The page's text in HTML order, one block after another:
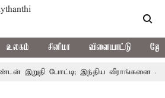
உலகம் சினிமா விளையாட்டு
போட்டி; இந்திய வீராங்கனை